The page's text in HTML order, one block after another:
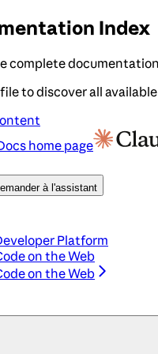
Index
complete
to discover all
home page
à l'assistant
Platform
on the Web
on the Web